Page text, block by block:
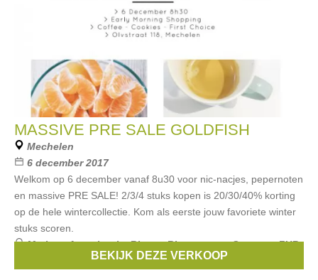
MASSIVE PRE SALE GOLDFISH
Mechelen
6 december 2017
Welkom op 6 december vanaf 8u30 voor nic-nacjes, pepernoten
en massive PRE SALE! 2/3/4 stuks kopen is 20/30/40% korting
op de hele wintercollectie. Kom als eerste jouw favoriete winter
stuks scoren.
Merken:Anne kurris,Rita co Rita,aymara,Superga,FUB,
BEKIJK DEZE VERKOOP